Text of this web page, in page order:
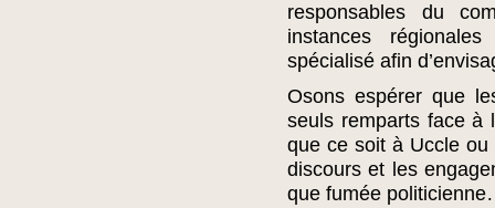
responsables du
instances
spécialisé afin
Osons espérer que
seuls remparts face à
que ce soit à Uccle ou
discours et les
que fumée